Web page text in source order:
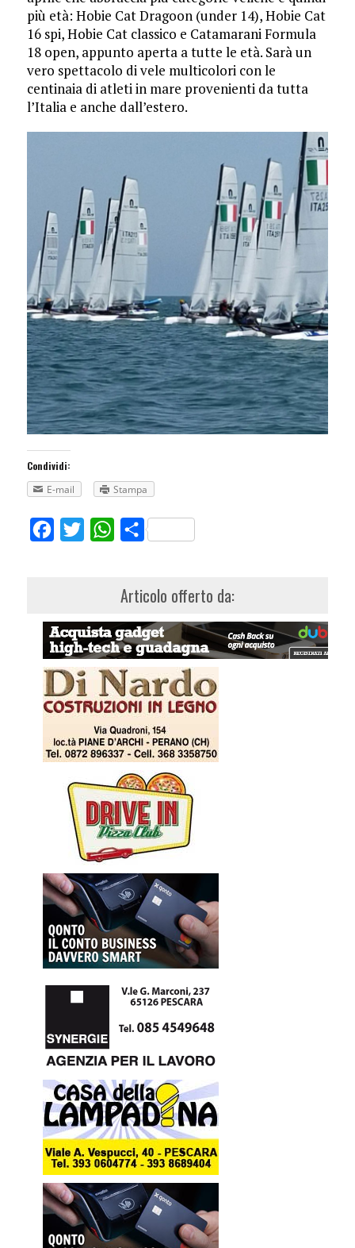
più età: Hobie Cat Dragoon (under 14), Hobie Cat
16 spi, Hobie Cat classico e Catamarani Formula
18 open, appunto aperta a tutte le età. Sarà un
vero spettacolo di vele multicolori con le
centinaia di atleti in mare provenienti da tutta
l’Italia e anche dall’estero.
Condividi:
E-mail
Stampa
FacebookTwitterWhatsApp
Share
Articolo offerto da: